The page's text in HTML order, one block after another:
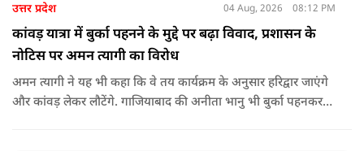
उत्तर प्रदेश 04 Aug, 2026 08:12 PM
कांवड़ यात्रा में बुर्का पहनने के मुद्दे पर बढ़ा विवाद, प्रशासन के
नोटिस पर अमन त्यागी का विरोध
अमन त्यागी ने यह भी कहा कि वे तय कार्यक्रम के अनुसार हरिद्वार जाएंगे
और कांवड़ लेकर लौटेंगे. गाजियाबाद की अनीता भानु भी बुर्का पहनकर